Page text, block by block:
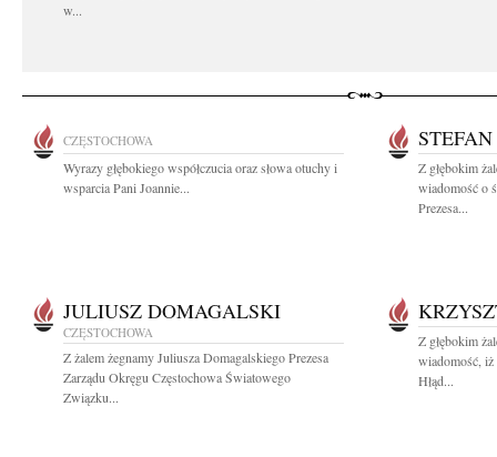
w...
CZĘSTOCHOWA
Wyrazy głębokiego współczucia oraz słowa otuchy i
wsparcia Pani Joannie...
Z głębokim
wiadomość o
Prezesa...
JULIUSZ DOMAGALSKI
CZĘSTOCHOWA
Z żalem żegnamy Juliusza Domagalskiego Prezesa
Zarządu Okręgu Częstochowa Światowego
Związku...
Z głębokim
wiadomość, iż
Hłąd...